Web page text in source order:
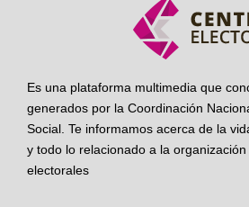
Es una plataforma multimedia que
generados por la Coordinación
Social. Te informamos acerca de la
y todo lo relacionado a la
electorales